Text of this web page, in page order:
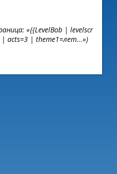
«{{LevelBob | levelscr
| acts=3 | theme1=лет...»)